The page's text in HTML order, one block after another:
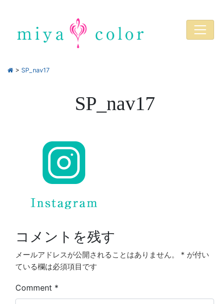
> SP_nav17
SP_nav17
コメントを残す
メールアドレスが公開されることはありません。 * が付い
ている欄は必須項目です
Comment *